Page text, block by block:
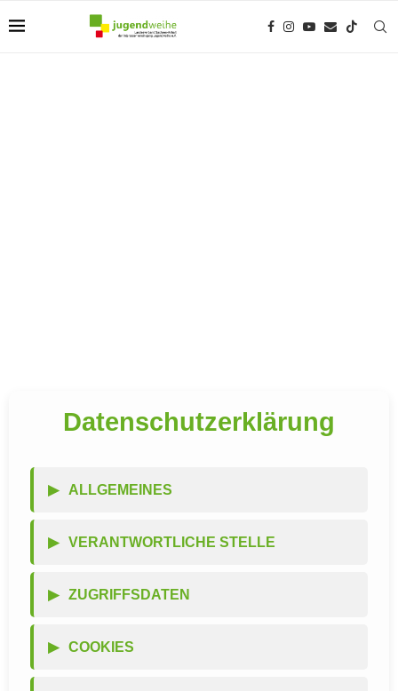
Datenschutzerklärung
ALLGEMEINES
VERANTWORTLICHE STELLE
ZUGRIFFSDATEN
COOKIES